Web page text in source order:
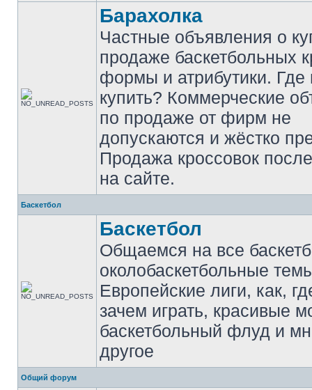
Барахолка
Частные объявления о
продаже баскетбольных
формы и атрибутики. Где
купить? Коммерческие
по продаже от фирм не
допускаются и жёстко
Продажа кроссовок
на сайте.
Баскетбол
Баскетбол
Общаемся на все
околобаскетбольные
Европейские лиги, как,
зачем играть, красивые
баскетбольный флуд и
другое
Общий форум